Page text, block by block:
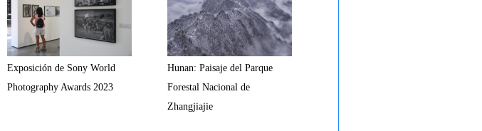
Exposición de Sony World
Photography Awards 2023
Hunan: Paisaje del Parque
Forestal Nacional de
Zhangjiajie